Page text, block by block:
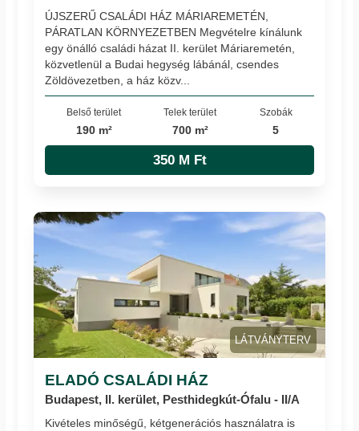
ÚJSZERŰ CSALÁDI HÁZ MÁRIAREMETÉN,
PÁRATLAN KÖRNYEZETBEN Megvételre kínálunk
egy önálló családi házat II. kerület Máriaremetén,
közvetlenül a Budai hegység lábánál, csendes
Zöldövezetben, a ház közv...
Belső terület
190 m²
Telek terület
700 m²
Szobák
5
350 M Ft
LÁTVÁNYTERV
ELADÓ CSALÁDI HÁZ
Budapest, II. kerület, Pesthidegkút-Ófalu - II/A
Kivételes minőségű, kétgenerációs használatra is